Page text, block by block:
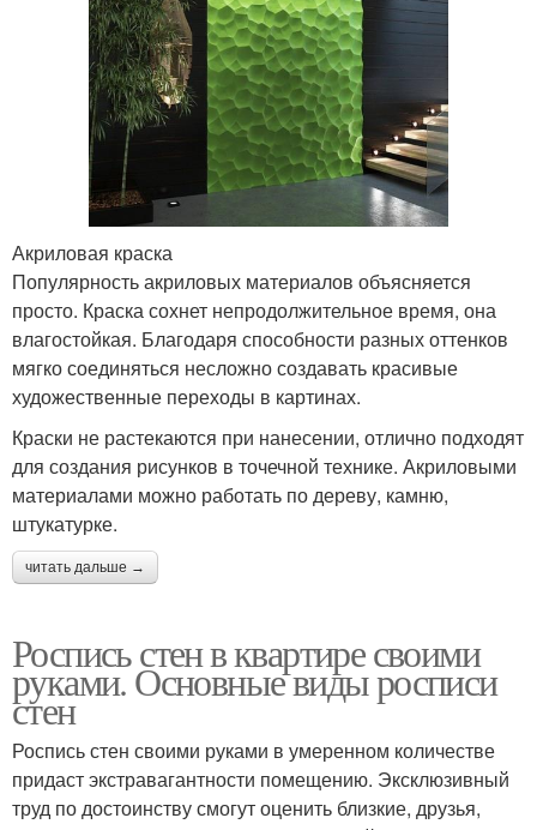
Акриловая краска
Популярность акриловых материалов объясняется
просто. Краска сохнет непродолжительное время, она
влагостойкая. Благодаря способности разных оттенков
мягко соединяться несложно создавать красивые
художественные переходы в картинах.
Краски не растекаются при нанесении, отлично подходят
для создания рисунков в точечной технике. Акриловыми
материалами можно работать по дереву, камню,
штукатурке.
читать дальше →
Роспись стен в квартире своими
руками. Основные виды росписи
стен
Роспись стен своими руками в умеренном количестве
придаст экстравагантности помещению. Эксклюзивный
труд по достоинству смогут оценить близкие, друзья,